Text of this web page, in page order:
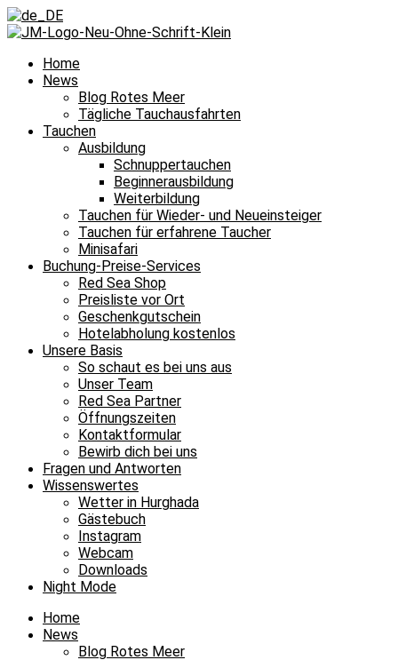
Home
News
Blog Rotes Meer
Tägliche Tauchausfahrten
Tauchen
Ausbildung
Schnuppertauchen
Beginnerausbildung
Weiterbildung
Tauchen für Wieder- und Neueinsteiger
Tauchen für erfahrene Taucher
Minisafari
Buchung-Preise-Services
Red Sea Shop
Preisliste vor Ort
Geschenkgutschein
Hotelabholung kostenlos
Unsere Basis
So schaut es bei uns aus
Unser Team
Red Sea Partner
Öffnungszeiten
Kontaktformular
Bewirb dich bei uns
Fragen und Antworten
Wissenswertes
Wetter in Hurghada
Gästebuch
Instagram
Webcam
Downloads
Night Mode
Home
News
Blog Rotes Meer